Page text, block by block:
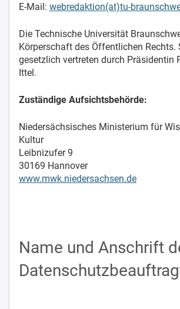
E-Mail: webredaktion(at)tu-
Die Technische Universität
Körperschaft des Öffentlichen Rechts.
gesetzlich vertreten durch Präsidentin
Ittel.
Zuständige Aufsichtsbehörde:
Niedersächsisches Ministerium für
Kultur
Leibnizufer 9
30169 Hannover
www.mwk.niedersachsen.de
Name und Anschrift